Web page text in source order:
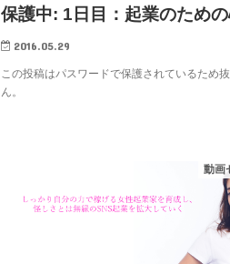
保護中: 1日目：起業のための
2016.05.29
この投稿はパスワードで保護されているため
ん。
動画